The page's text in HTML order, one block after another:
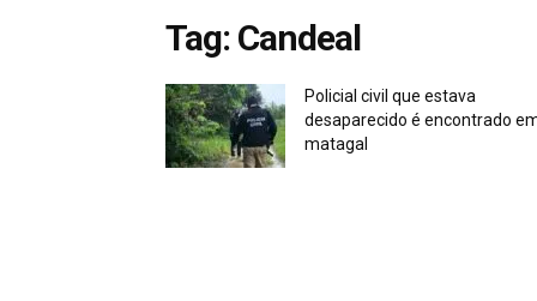
Bahia
Tag: Candeal
Policial civil que estava
desaparecido é encontrado
matagal